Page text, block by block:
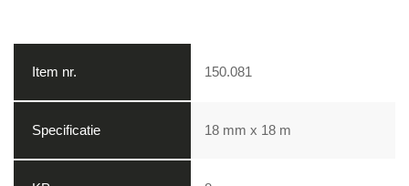
150.081
18 mm x 18 m